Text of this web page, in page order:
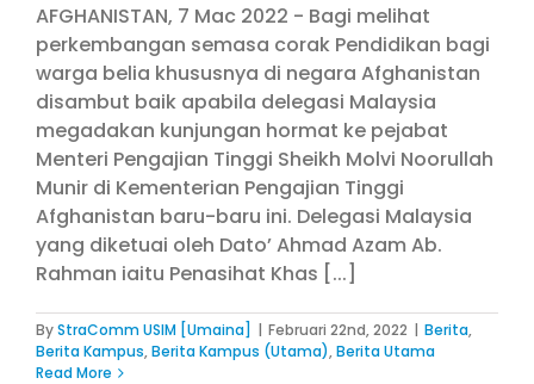
AFGHANISTAN, 7 Mac 2022 - Bagi melihat
perkembangan semasa corak Pendidikan bagi
warga belia khususnya di negara Afghanistan
disambut baik apabila delegasi Malaysia
megadakan kunjungan hormat ke pejabat
Menteri Pengajian Tinggi Sheikh Molvi Noorullah
Munir di Kementerian Pengajian Tinggi
Afghanistan baru-baru ini. Delegasi Malaysia
yang diketuai oleh Dato’ Ahmad Azam Ab.
Rahman iaitu Penasihat Khas [...]
ByStraComm USIM [Umaina] | Februari 22nd, 2022 | Berita,
Berita Kampus,Berita Kampus (Utama),Berita Utama
Read More